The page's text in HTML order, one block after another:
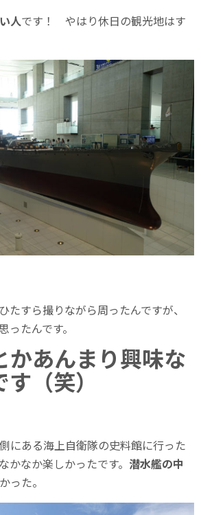
人です！ やはり休日の観光地はす
たすら撮りながら周ったんですが、
ったんです。
かあんまり興味な
（笑）
にある海上自衛隊の史料館に行った
かなか楽しかったです。 潜水艦の中
った。